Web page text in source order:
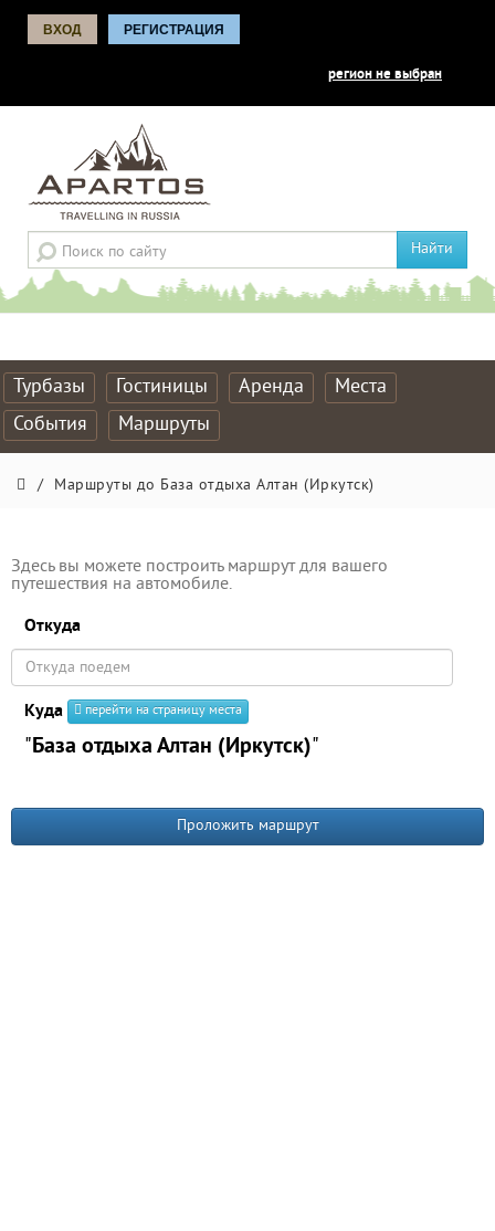
ВХОД РЕГИСТРАЦИЯ
регион не выбран
Найти
Турбазы Гостиницы Аренда
Места
События
Маршруты
/ Маршруты до База отдыха Алтан (Иркутск)
Здесь вы можете построить маршрут для вашего
путешествия на автомобиле.
Откуда
Куда перейти на страницу места
"База отдыха Алтан (Иркутск)"
Проложить маршрут